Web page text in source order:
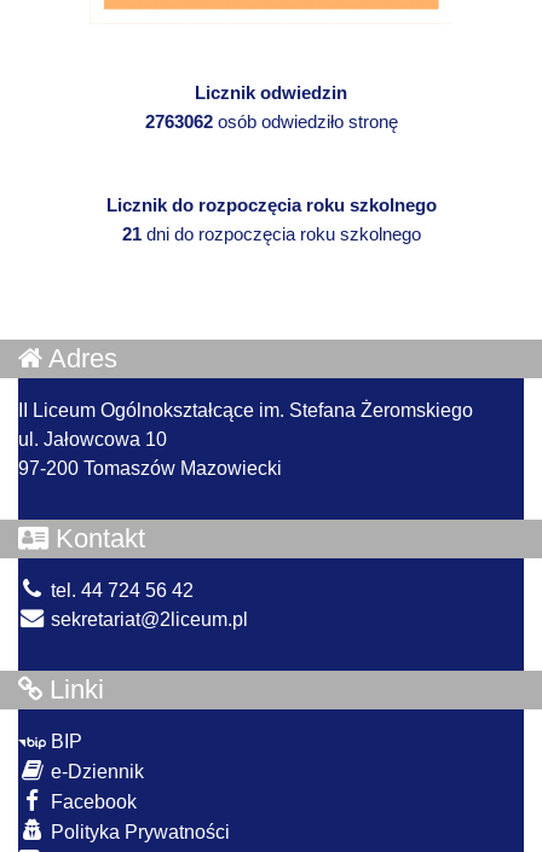
Licznik odwiedzin
2763062osób odwiedziło stronę
Licznik do rozpoczęcia roku szkolnego
21dni do rozpoczęcia roku szkolnego
Adres
II Liceum Ogólnokształcące im. Stefana Żeromskiego
ul. Jałowcowa 10
97-200 Tomaszów Mazowiecki
Kontakt
tel. 44 724 56 42
sekretariat@2liceum.pl
Linki
BIP
e-Dziennik
Facebook
Polityka Prywatności